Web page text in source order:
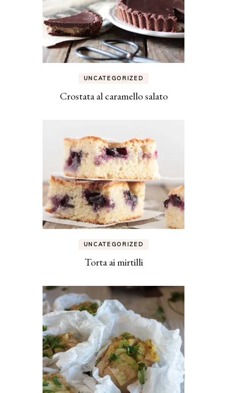
UNCATEGORIZED
Crostata al caramello salato
UNCATEGORIZED
Torta ai mirtilli